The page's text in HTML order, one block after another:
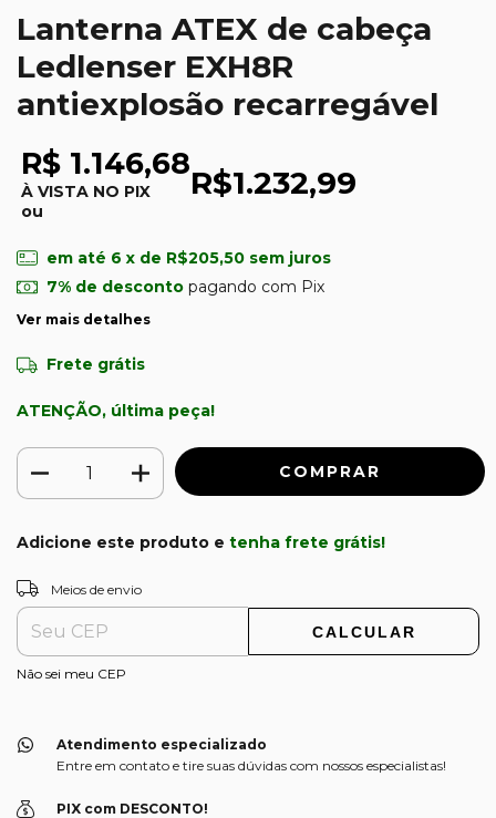
Lanterna ATEX de cabeça
Ledlenser EXH8R
antiexplosão recarregável
R$ 1.146,68
À VISTA NO PIX
ou
R$1.232,99
em até 6 x de R$205,50 sem juros
7% de descontopagando com Pix
Ver mais detalhes
Frete grátis
ATENÇÃO, última peça!
Adicione este produto e tenha frete grátis!
Entregas para o CEP:
Meios de envio
CALCULAR
Não sei meu CEP
Atendimento especializado
Entre em contato e tire suas dúvidas com nossos especialistas!
PIX com DESCONTO!